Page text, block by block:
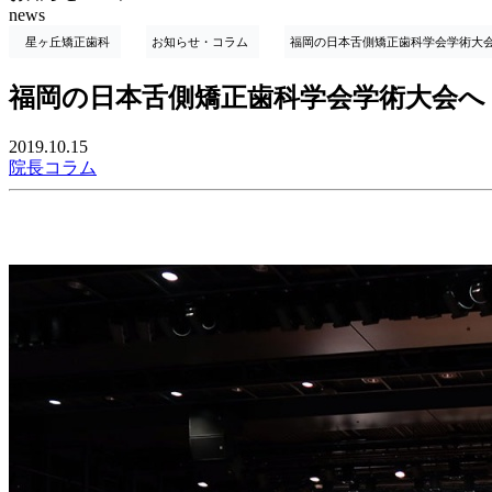
news
星ヶ丘矯正歯科 お知らせ・コラム 福岡の日本舌側矯正歯科学会学術大
福岡の日本舌側矯正歯科学会学術大会へ
2019.10.15
院長コラム